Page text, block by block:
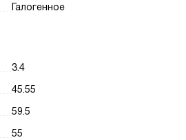
Галогенное
3.4
45.55
59.5
55